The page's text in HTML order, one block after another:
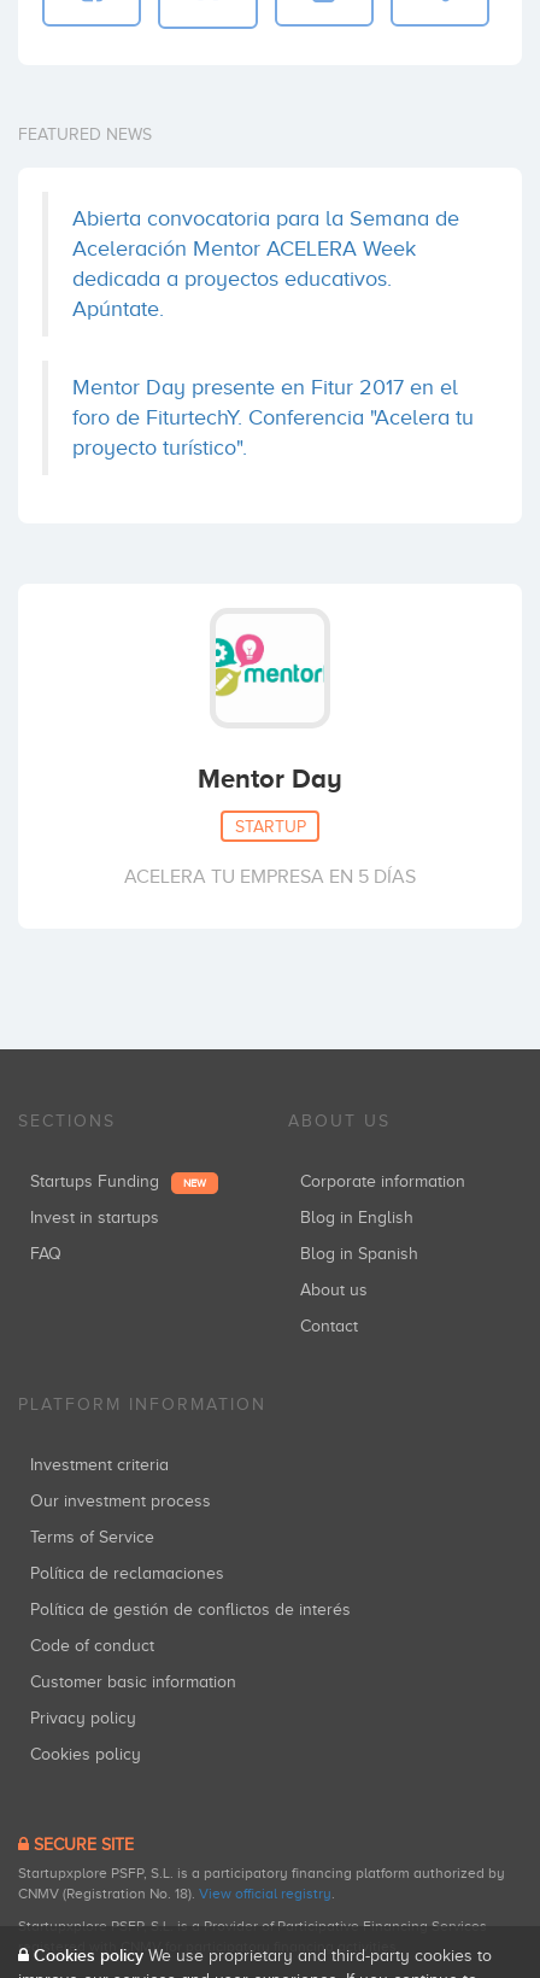
FEATURED NEWS
Abierta convocatoria para la Semana de
Aceleración Mentor ACELERA Week
dedicada a proyectos educativos.
Apúntate.
Mentor Day presente en Fitur 2017 en el
foro de FiturtechY. Conferencia "Acelera tu
proyecto turístico".
Mentor Day
STARTUP
ACELERA TU EMPRESA EN 5 DÍAS
SECTIONS
Startups Funding NEW
Invest in startups
FAQ
ABOUT US
Corporate information
Blog in English
Blog in Spanish
About us
Contact
PLATFORM INFORMATION
Investment criteria
Our investment process
Terms of Service
Política de reclamaciones
Política de gestión de conflictos de interés
Code of conduct
Customer basic information
Privacy policy
Cookies policy
SECURE SITE
Startupxplore PSFP, S.L. is a participatory financing platform authorized by
CNMV (Registration No. 18). View official registry.
Startupxplore PSFP, S.L. is a Provider of Participative Financing Services
registered with CNMV for participatory financing activities.
Cookies policy We use proprietary and third-party cookies to